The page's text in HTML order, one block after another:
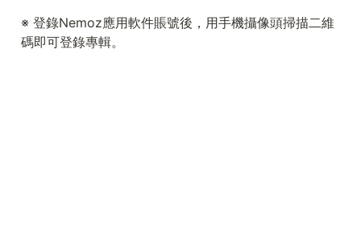
※ 登錄Nemoz應用軟件賬號後，用手機攝像頭掃描二維
碼即可登錄專輯。